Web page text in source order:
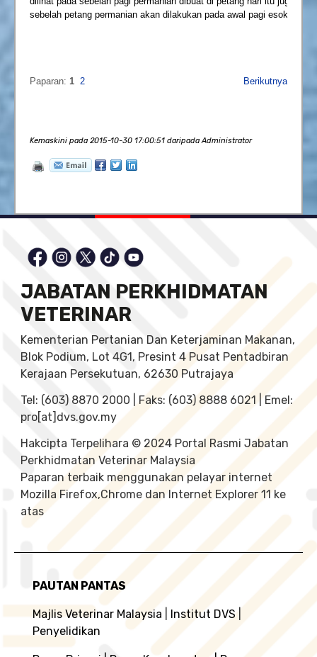
sebelah petang permanian akan dilakukan pada awal pagi esoknya.
Paparan: 1 2 Berikutnya
Kemaskini pada 2015-10-30 17:00:51 daripada Administrator
JABATAN PERKHIDMATAN
VETERINAR
Kementerian Pertanian Dan Keterjaminan Makanan,
Blok Podium, Lot 4G1, Presint 4 Pusat Pentadbiran
Kerajaan Persekutuan, 62630 Putrajaya
Tel: (603) 8870 2000 | Faks: (603) 8888 6021 | Emel:
pro[at]dvs.gov.my
Hakcipta Terpelihara © 2024 Portal Rasmi Jabatan
Perkhidmatan Veterinar Malaysia
Paparan terbaik menggunakan pelayar internet
Mozilla Firefox,Chrome dan Internet Explorer 11 ke
atas
PAUTAN PANTAS
Majlis Veterinar Malaysia Institut DVS
Penyelidikan